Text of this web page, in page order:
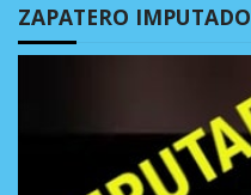
ZAPATERO IMPUTADO